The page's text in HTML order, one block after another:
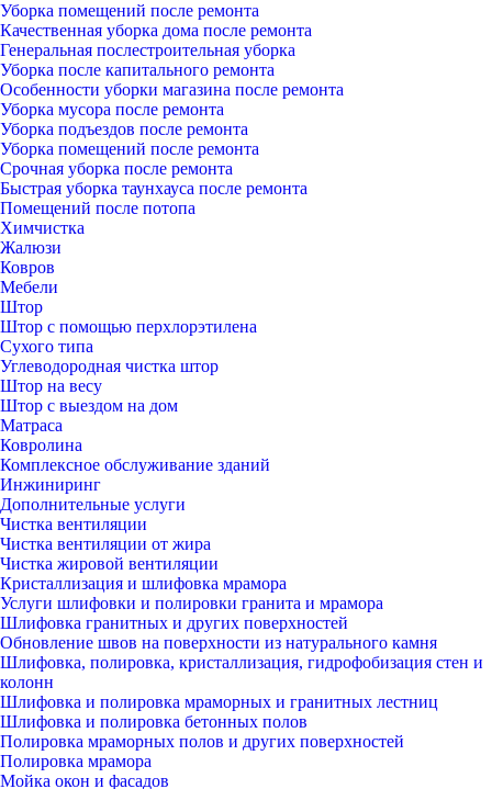
Уборка помещений после ремонта
Качественная уборка дома после ремонта
Генеральная послестроительная уборка
Уборка после капитального ремонта
Особенности уборки магазина после ремонта
Уборка мусора после ремонта
Уборка подъездов после ремонта
Уборка помещений после ремонта
Срочная уборка после ремонта
Быстрая уборка таунхауса после ремонта
Помещений после потопа
Химчистка
Жалюзи
Ковров
Мебели
Штор
Штор с помощью перхлорэтилена
Сухого типа
Углеводородная чистка штор
Штор на весу
Штор с выездом на дом
Матраса
Ковролина
Комплексное обслуживание зданий
Инжиниринг
Дополнительные услуги
Чистка вентиляции
Чистка вентиляции от жира
Чистка жировой вентиляции
Кристаллизация и шлифовка мрамора
Услуги шлифовки и полировки гранита и мрамора
Шлифовка гранитных и других поверхностей
Обновление швов на поверхности из натурального камня
Шлифовка, полировка, кристаллизация, гидрофобизация стен и
колонн
Шлифовка и полировка мраморных и гранитных лестниц
Шлифовка и полировка бетонных полов
Полировка мраморных полов и других поверхностей
Полировка мрамора
Мойка окон и фасадов